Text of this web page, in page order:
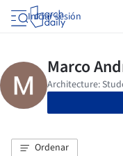
Iniciar sesión
Ordenar